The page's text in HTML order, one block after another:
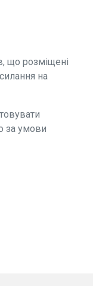
що розміщені
на
за умови